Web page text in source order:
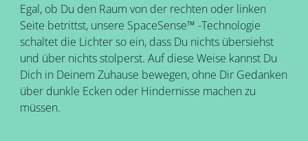
Egal, ob Du den Raum von der rechten oder linken
Seite betrittst, unsere SpaceSense™ -Technologie
schaltet die Lichter so ein, dass Du nichts übersiehst
und über nichts stolperst. Auf diese Weise kannst Du
Dich in Deinem Zuhause bewegen, ohne Dir Gedanken
über dunkle Ecken oder Hindernisse machen zu
müssen.